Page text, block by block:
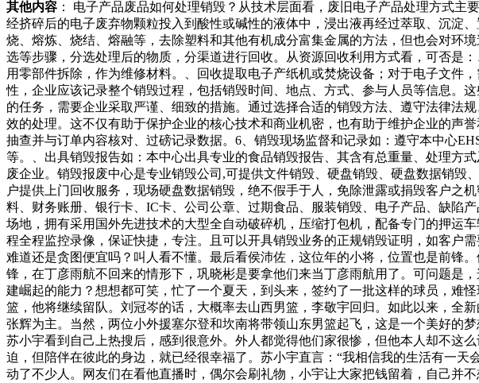
其他内容 ： 电子产品废品如何处理销毁？从技术层面看，废旧电子产品处理方式
经挤碎后的电子废弃物颗粒投入到酸性或碱性的液体中，浸出液再经过萃取、沉淀
烧、熔炼、烧结、熔融等，去除塑料和其他有机成分富集金属的方法，但也会对环
选等步骤，分选处理后的物质，分渠道进行回收。从资源回收利用方式看，可否是
用零部件拆除，作为维修材料。、回收提取电子产纸机或焚烧设备；对于电子文件
性，企业应该记录整个销毁过程，包括销毁时间、地点、方式、参与人员等信息。
的任务，需要企业采取严谨、细致的措施。通过选择合适的销毁方法、遵守法律法
效的处理。这不仅有助于保护企业的核心技术和商业机密，也有助于维护企业的声
抽查并与订单内容核对、过磅记录数据。6、销毁现场监督和记录如：遵守本中心
等。、出具销毁报告如：本中心出具专业的食品销毁报告、其含有总重量、处理方
废企业。销毁报废中心是专业销毁公司,可提供文件销毁、硬盘销毁、硬盘数据销
户提供上门回收服务，现场硬盘数据销毁，绝不假手于人，免除泄露或捐毁客户之
料、财务账册、银行卡、IC卡、公司公章、过期食品、服装销毁、电子产品、缺陷
场地，拥有采用国外先进技术的大型全自动破碎机，压缩打包机，配备专门的押运
程全程监控录像，保证快捷，专注。且可以开具销毁业务的正规销毁证明，如客户
难道还是贪图便宜吗？叫人看不懂。最后看侯沛佐，这位年的小将，位置也是前锋
锋，在丁彦雨航不回来的情形下，巩晓彬是要拿他们来当丁彦雨航用了。可问题是
建崛起的能力？想想都可笑，忙了一个夏天，到头来，签约了一批这样的球员，难
篮，他将继续留队。刘冠岑的话，大概率去山西男篮，李敬宇回归。如此以来，全
张辉为主。当然，两位小外援塞尔登和坎南将带领山东男篮起飞，这是一个美
苏小宇看到自己上热搜后，感到很意外。外人都觉得他们家很惨，但他本人却
迫，但陪伴在彼此的身边，就已经很幸福了。苏小宇直言：“我相信我的生活有
动了不少人。网友们在看他直播时，偶尔会刷礼物，小宇让大家把钱留着，自